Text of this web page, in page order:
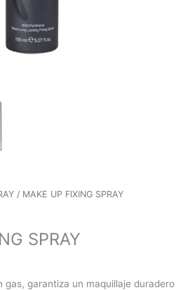
/ MAKE UP FIXING SPRAY
SPRAY
gas, garantiza un maquillaje duradero